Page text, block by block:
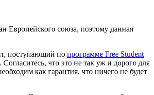
Европейского союза, поэтому данная
поступающий по программе Free Student
что это не так уж и дорого для
как гарантия, что ничего не будет